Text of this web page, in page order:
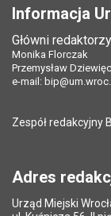
Informacja
Główni
Monika Florczak
Przemysław
e-mail:
Zespół redakcyjny
Adres
Urząd Miejski